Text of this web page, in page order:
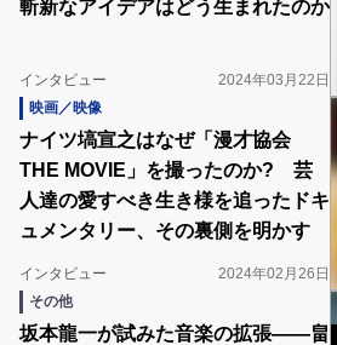
斬新なアイデアはどう生まれたのか
インタビュー
2024年03月22日
映画／映像
ナイツ塙宣之はなぜ「漫才協会
THE MOVIE」を撮ったのか? 芸
人達の愛すべき生き様を追ったドキ
ュメンタリー、その裏側を明かす
インタビュー
2024年02月26日
その他
坂本龍一が試みた音楽の拡張――畠